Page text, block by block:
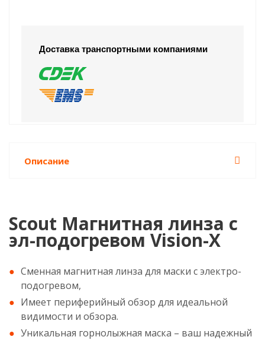
Доставка транспортными компаниями
Описание
Scout Магнитная линза с
эл-подогревом Vision-X
Сменная магнитная линза для маски с электро-
подогревом,
Имеет периферийный обзор для идеальной
видимости и обзора.
Уникальная горнолыжная маска – ваш надежный